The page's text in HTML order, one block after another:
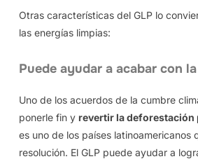
Otras características del GLP lo
las energías limpias:
Puede ayudar a acabar con
Uno de los acuerdos de la cumbre
ponerle fin y revertir la deforestación
es uno de los países latinoamericanos
resolución. El GLP puede ayudar a